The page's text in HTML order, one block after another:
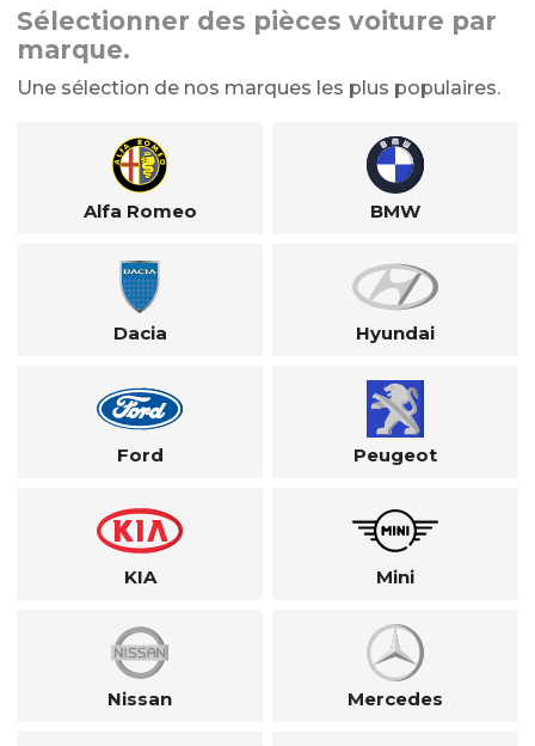
Sélectionner des pièces voiture par
marque.
Une sélection de nos marques les plus populaires.
Alfa Romeo BMW
Dacia Hyundai
Ford Peugeot
KIA Mini
Nissan Mercedes